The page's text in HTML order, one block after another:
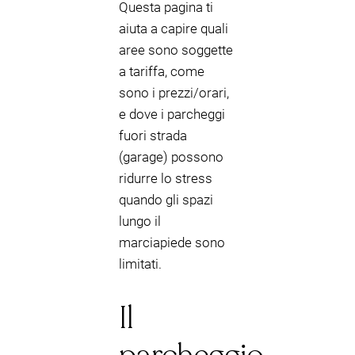
Questa pagina ti
aiuta a capire quali
aree sono soggette
a tariffa, come
sono i prezzi/orari,
e dove i parcheggi
fuori strada
(garage) possono
ridurre lo stress
quando gli spazi
lungo il
marciapiede sono
limitati.
Il